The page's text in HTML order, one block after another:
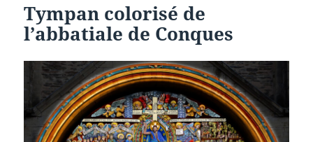
Tympan colorisé de
l’abbatiale de Conques